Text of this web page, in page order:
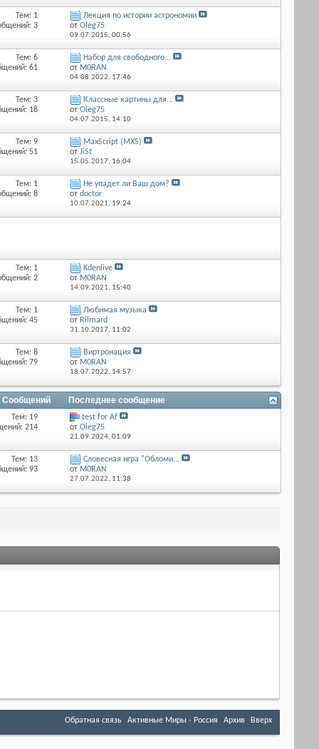
Тем: 1
3
Лекция по истории астрономии
от Оlеg75
09.07.2015, 00:56
Тем: 6
61
Набор для свободного...
от M0RAN
04.08.2022, 17:46
Тем: 3
18
Классные картины для...
от Оlеg75
04.07.2015, 14:10
Тем: 9
51
MaxScript (MXS)
от JiSt
15.05.2017, 16:04
Тем: 1
8
Не упадет ли Ваш дом?
от doctor
10.07.2021, 19:24
Тем: 1
2
Kdenlive
от M0RAN
14.09.2021, 15:40
Тем: 1
45
Любимая музыка
от Rilmard
31.10.2017, 11:02
Тем: 8
79
Виртронация
от M0RAN
18.07.2022, 14:57
Сообщений Последнее сообщение
Тем: 19
214
test for Af
от Оlеg75
21.09.2024, 01:09
Тем: 13
93
Словесная игра "Обломи...
от M0RAN
27.07.2022, 11:38
Обратная связь Активные Миры - Россия Архив Вверх